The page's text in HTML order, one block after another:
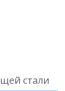
стали